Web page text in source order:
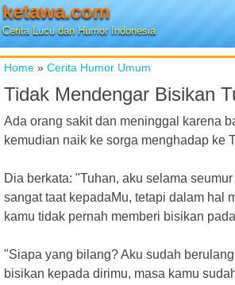
ketawa.com
Cerita Lucu dan Humor Indonesia
Home » Cerita Humor Umum
Tidak Mendengar Bisikan
Ada orang sakit dan meninggal karena
kemudian naik ke sorga menghadap ke
Dia berkata: "Tuhan, aku selama
sangat taat kepadaMu, tetapi dalam hal
kamu tidak pernah memberi bisikan
"Siapa yang bilang? Aku sudah
bisikan kepada dirimu, masa kamu